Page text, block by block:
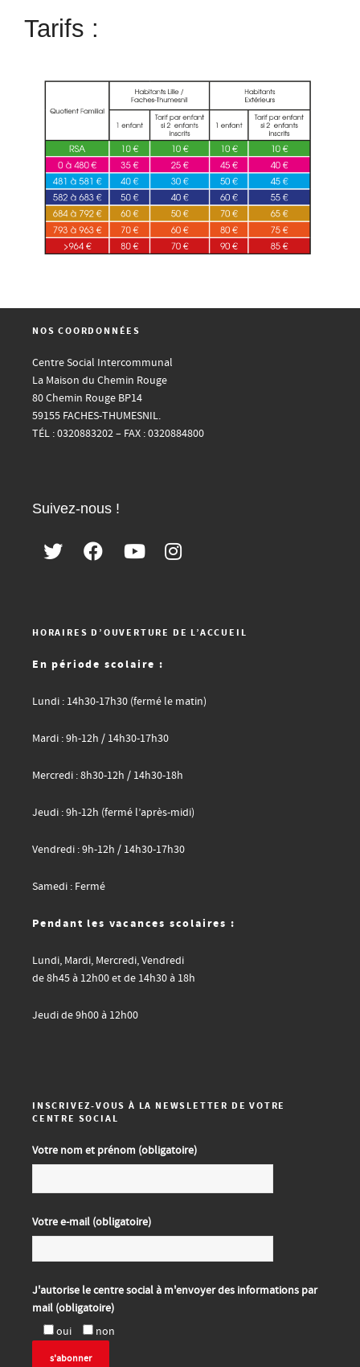
Tarifs :
NOS COORDONNÉES
Centre Social Intercommunal
La Maison du Chemin Rouge
80 Chemin Rouge BP14
59155 FACHES-THUMESNIL.
TÉL : 0320883202 – FAX : 0320884800
Suivez-nous !
HORAIRES D’OUVERTURE DE L’ACCUEIL
En période scolaire :
Lundi : 14h30-17h30 (fermé le matin)
Mardi : 9h-12h / 14h30-17h30
Mercredi : 8h30-12h / 14h30-18h
Jeudi : 9h-12h (fermé l’après-midi)
Vendredi : 9h-12h / 14h30-17h30
Samedi : Fermé
Pendant les vacances scolaires :
Lundi, Mardi, Mercredi, Vendredi
de 8h45 à 12h00 et de 14h30 à 18h
Jeudi de 9h00 à 12h00
INSCRIVEZ-VOUS À LA NEWSLETTER DE VOTRE
CENTRE SOCIAL
Votre nom et prénom (obligatoire)
Votre e-mail (obligatoire)
J'autorise le centre social à m'envoyer des informations par
mail (obligatoire)
oui
non